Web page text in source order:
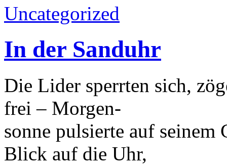
Uncategorized
In der Sanduhr
Die Lider sperrten sich,
frei – Morgen-
sonne pulsierte auf
Blick auf die Uhr,